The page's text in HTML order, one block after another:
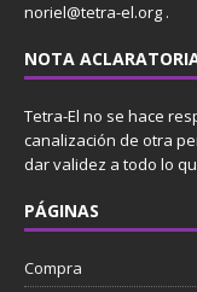
noriel@tetra-el.org .
NOTA
Tetra-El no se hace
canalización de otra
dar validez a todo lo
PÁGINAS
Compra